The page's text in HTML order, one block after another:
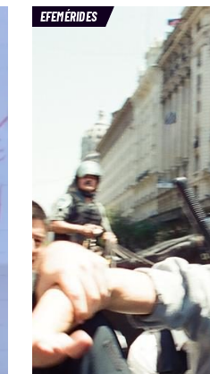
EFEMÉRIDES